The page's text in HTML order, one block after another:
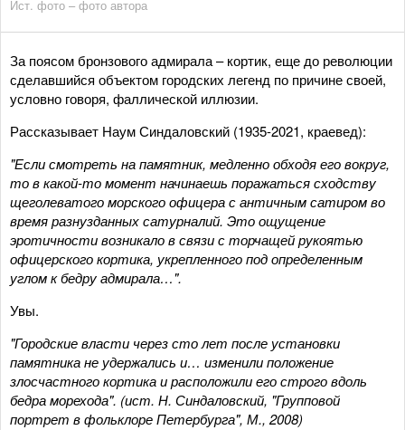
Ист. фото – фото автора
За поясом бронзового адмирала – кортик, еще до революции
сделавшийся объектом городских легенд по причине своей,
условно говоря, фаллической иллюзии.
Рассказывает Наум Синдаловский (1935-2021, краевед):
"Если смотреть на памятник, медленно обходя его вокруг,
то в какой-то момент начинаешь поражаться сходству
щеголеватого морского офицера с античным сатиром во
время разнузданных сатурналий. Это ощущение
эротичности возникало в связи с торчащей рукоятью
офицерского кортика, укрепленного под определенным
углом к бедру адмирала…".
Увы.
"Городские власти через сто лет после установки
памятника не удержались и… изменили положение
злосчастного кортика и расположили его строго вдоль
бедра морехода". (ист. Н. Синдаловский, "Групповой
портрет в фольклоре Петербурга", М., 2008)